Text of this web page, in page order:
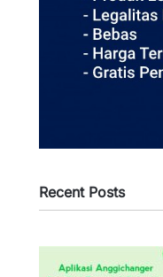
Recent Posts